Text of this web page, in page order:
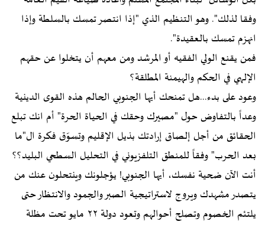
وفقا لذلك". وهو التنظيم الذي "إذا انتصر تمسك بالسلطة وإذا
انهزم تمسك بالعقيدة".
فمن يقنع الولي الفقيه أو المرشد ومن معهم أن يتخلوا عن حقهم
الإلهي في الحكم والهيمنة المطلقة؟
وعود على بدء...هل تمنحك أيها الجنوبي الحالم هذه القوى الدينية
وعداً بالتفاوض حول "مصيرك وحقك في الحياة الحرة" أم انك تبلع
الحقائق من أجل إلصاق إرادتك بذيل الإقليم وتسوّق فكرة ال"ما
بعد الحرب" وفقاً للمنطق التلفزيوني في التحليل السطحي البليد؟؟
أنت الآن ضحية نفسك، أيها الجنوبي! يؤجلونك وينتحلون عنك من
يتصدر مشهدك ويروج لاستراتيجية الصبر والجمود والانتظار حتى
يلتئم الخصوم وتصلح أحوالهم وتعود دولة ٢٢ مايو تحت مظلة